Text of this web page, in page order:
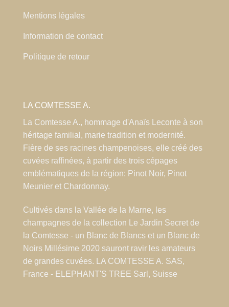
Mentions légales
Information de contact
Politique de retour
LA COMTESSE A.
La Comtesse A., hommage d'Anaïs Leconte à son
héritage familial, marie tradition et modernité.
Fière de ses racines champenoises, elle créé des
cuvées raffinées, à partir des trois cépages
emblématiques de la région: Pinot Noir, Pinot
Meunier et Chardonnay.
Cultivés dans la Vallée de la Marne, les
champagnes de la collection Le Jardin Secret de
la Comtesse - un Blanc de Blancs et un Blanc de
Noirs Millésime 2020 sauront ravir les amateurs
de grandes cuvées.
LA COMTESSE A. SAS,
France - ELEPHANT'S TREE Sarl, Suisse